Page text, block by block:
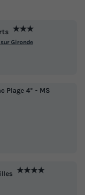
★★★
Gironde
Plage 4* - MS
★★★★